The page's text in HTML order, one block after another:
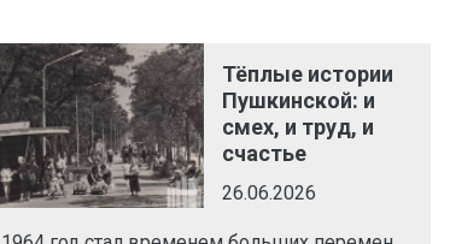
Тёплые истории
Пушкинской: и
смех, и труд, и
счастье
26.06.2026